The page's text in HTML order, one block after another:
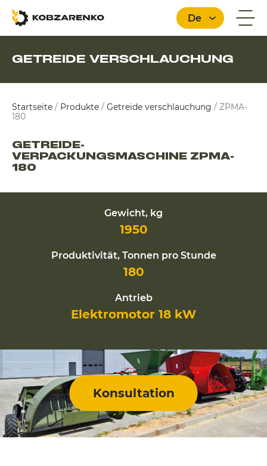
De
GETREIDE VERSCHLAUCHUNG
Startseite / Produkte / Getreide verschlauchung / ZPMA-
180
GETREIDE-
VERPACKUNGSMASCHINE ZPMA-
180
Gewicht, kg
1950
Produktivität, Tonnen pro Stunde
180
Antrieb
Elektromotor 18 kW
Konsultation